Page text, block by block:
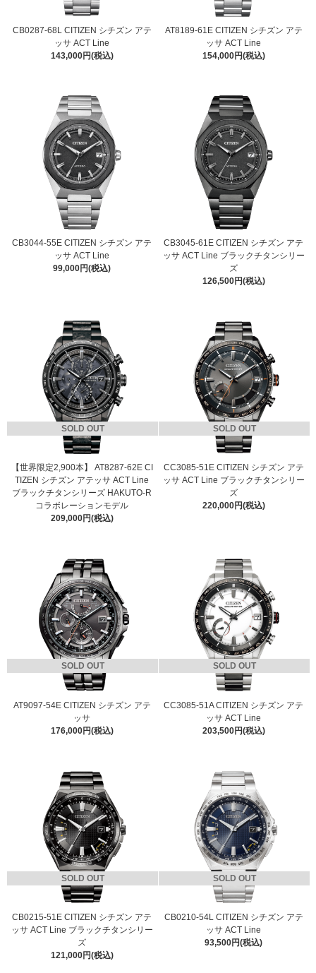
CB0287-68L CITIZEN シチズン アテ
ッサ ACT Line
143,000円(税込)
AT8189-61E CITIZEN シチズン アテ
ッサ ACT Line
154,000円(税込)
CB3044-55E CITIZEN シチズン アテ
ッサ ACT Line
99,000円(税込)
CB3045-61E CITIZEN シチズン アテ
ッサ ACT Line ブラックチタンシリー
ズ
126,500円(税込)
SOLD OUT
【世界限定2,900本】 AT8287-62E CI
TIZEN シチズン アテッサ ACT Line
ブラックチタンシリーズ HAKUTO-R
コラボレーションモデル
209,000円(税込)
SOLD OUT
CC3085-51E CITIZEN シチズン アテ
ッサ ACT Line ブラックチタンシリー
ズ
220,000円(税込)
SOLD OUT
AT9097-54E CITIZEN シチズン アテ
ッサ
176,000円(税込)
SOLD OUT
CC3085-51A CITIZEN シチズン アテ
ッサ ACT Line
203,500円(税込)
SOLD OUT
CB0215-51E CITIZEN シチズン アテ
ッサ ACT Line ブラックチタンシリー
ズ
121,000円(税込)
SOLD OUT
CB0210-54L CITIZEN シチズン アテ
ッサ ACT Line
93,500円(税込)